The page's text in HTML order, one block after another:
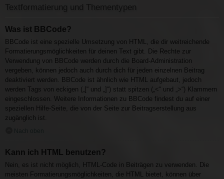
Textformatierung und Thementypen
Was ist BBCode?
BBCode ist eine spezielle Umsetzung von HTML, die dir weitreichende
Formatierungsmöglichkeiten für deinen Text gibt. Die Rechte zur
Verwendung von BBCode werden durch die Board-Administration
vergeben, können jedoch auch durch dich für jeden einzelnen Beitrag
deaktiviert werden. BBCode ist ähnlich wie HTML aufgebaut, jedoch
werden Tags von eckigen („[“ und „]“) statt spitzen („<“ und „>“) Klammern
eingeschlossen. Weitere Informationen zu BBCode findest du auf einer
speziellen Hilfe-Seite, die von der Seite zur Beitragserstellung aus
zugänglich ist.
Kann ich HTML benutzen?
Nein, es ist nicht möglich, HTML-Code in Beiträgen zu verwenden. Die
meisten Formatierungsmöglichkeiten, die HTML bietet, können über